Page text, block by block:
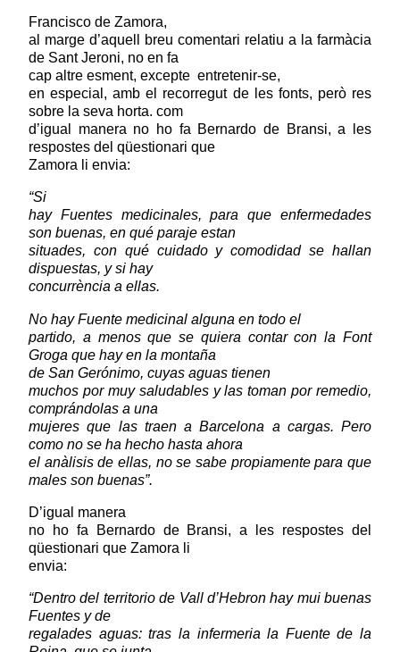
Francisco de Zamora,
al marge d’aquell breu comentari relatiu a la farmàcia
de Sant Jeroni, no en fa
cap altre esment, excepte entretenir-se,
en especial, amb el recorregut de les fonts, però res
sobre la seva horta. com
d’igual manera no ho fa Bernardo de Bransi, a les
respostes del qüestionari que
Zamora li envia:
“Si
hay Fuentes medicinales, para que enfermedades
son buenas, en qué paraje estan
situades, con qué cuidado y comodidad se hallan
dispuestas, y si hay
concurrència a ellas.
No hay Fuente medicinal alguna en todo el
partido, a menos que se quiera contar con la Font
Groga que hay en la montaña
de San Gerónimo, cuyas aguas tienen
muchos por muy saludables y las toman por remedio,
comprándolas a una
mujeres que las traen a Barcelona a cargas. Pero
como no se ha hecho hasta ahora
el anàlisis de ellas, no se sabe propiamente para que
males son buenas”.
D’igual manera
no ho fa Bernardo de Bransi, a les respostes del
qüestionari que Zamora li
envia:
“Dentro del territorio de Vall d’Hebron hay mui buenas
Fuentes y de
regalades aguas: tras la infermeria la Fuente de la